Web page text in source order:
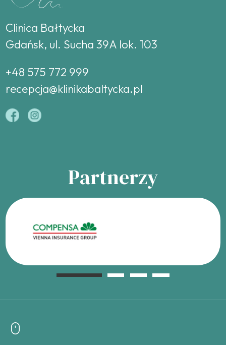
Clinica Bałtycka
Gdańsk, ul. Sucha 39A lok. 103
+48 575 772 999
recepcja@klinikabaltycka.pl
Partnerzy